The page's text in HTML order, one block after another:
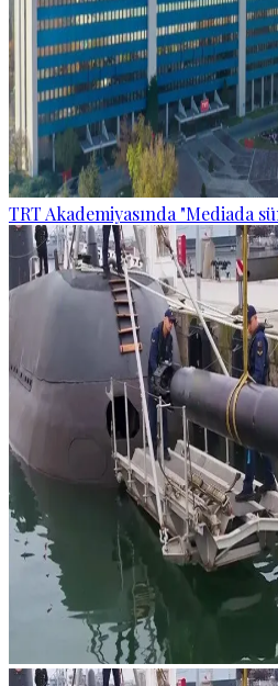
TRT Akademiyasında "Mediada